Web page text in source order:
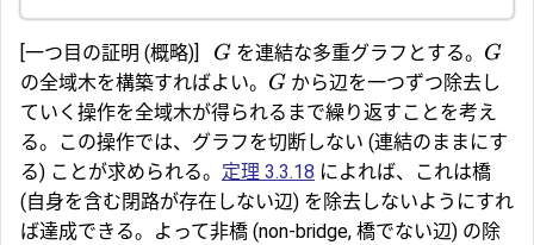
[一つ目の証明 (概略)] G を連結な多重グラフとする。 G
の全域木を構築すればよい。 G から辺を一つずつ除去し
ていく操作を全域木が得られるまで繰り返すことを考え
る。この操作では、グラフを切断しない (連結のままにす
る) ことが求められる。 定理 3.3.18 によれば、これは橋
(自身を含む閉路が存在しない辺) を除去しないようにすれ
ば達成できる。よって非橋 (non-bridge, 橋でない辺) の除